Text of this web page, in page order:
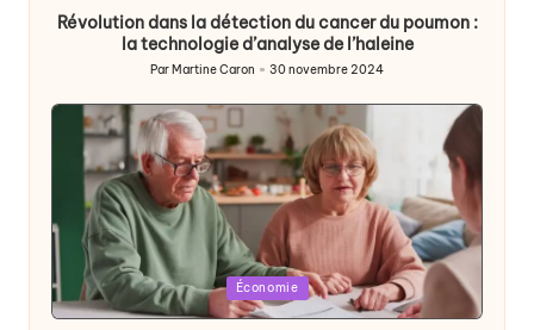
Révolution dans la détection du cancer du poumon :
la technologie d’analyse de l’haleine
Publié
ParMartine Caron 30 novembre 2024
Posted
in
Économie